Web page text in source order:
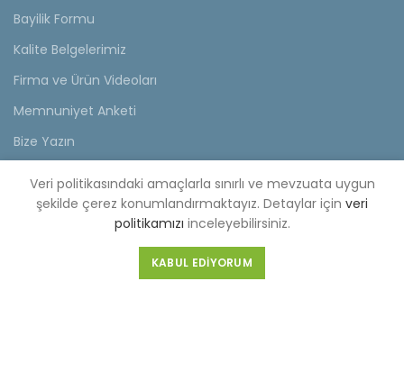
Bayilik Formu
Kalite Belgelerimiz
Firma ve Ürün Videoları
Memnuniyet Anketi
Bize Yazın
KVKK
KVKK Aydınlatma Metni
Müşteri Aydınlatma Metni
Tedarikçi Aydınlatma Metni
Veri politikasındaki amaçlarla sınırlı ve mevzuata uygun
şekilde çerez konumlandırmaktayız. Detaylar için veri
politikamızı inceleyebilirsiniz.
KABUL EDIYORUM